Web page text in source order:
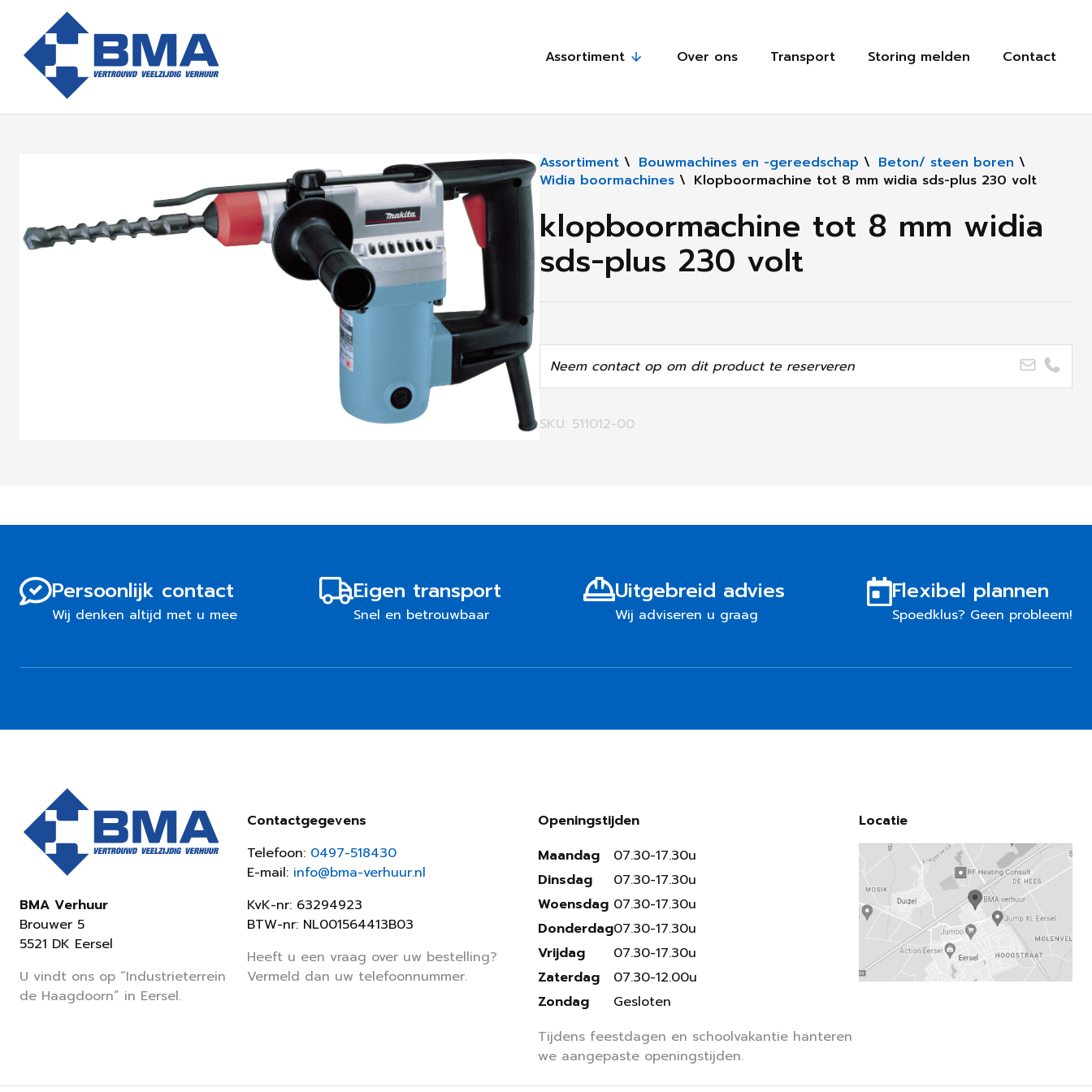
Assortiment Over ons Transport Storing melden Contact
Assortiment \ Bouwmachines en -gereedschap \ Beton/ steen boren \
Widia boormachines \ Klopboormachine tot 8 mm widia sds-plus 230 volt
klopboormachine tot 8 mm widia
sds-plus 230 volt
Neem contact op om dit product te reserveren
SKU: 511012-00
Persoonlijk contact
Wij denken altijd met u mee
Eigen transport
Snel en betrouwbaar
Uitgebreid advies
Wij adviseren u graag
Flexibel plannen
Spoedklus? Geen probleem!
BMA Verhuur
Brouwer 5
5521 DK Eersel
U vindt ons op “Industrieterrein
de Haagdoorn” in Eersel.
Contactgegevens
Telefoon: 0497-518430
E-mail: info@bma-verhuur.nl
KvK-nr: 63294923
BTW-nr: NL001564413B03
Heeft u een vraag over uw bestelling?
Vermeld dan uw telefoonnummer.
Openingstijden
Maandag
Dinsdag
Woensdag
Donderdag
Vrijdag
Zaterdag
Zondag
07.30-17.30u
07.30-17.30u
07.30-17.30u
07.30-17.30u
07.30-17.30u
07.30-12.00u
Gesloten
Tijdens feestdagen en schoolvakantie hanteren
we aangepaste openingstijden.
Locatie